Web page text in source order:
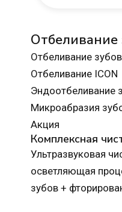
Отбеливание
Отбеливание
Отбеливание ICON
Эндоотбеливание
Микроабразия
Акция
Комплексная
Ультразвуковая
осветляющая
зубов +